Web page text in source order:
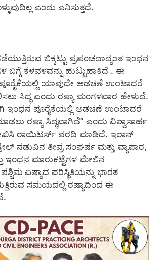
ಎಂದು ಎನಿಸುತ್ತದೆ.
ಬಿಕ್ಕಟ್ಟು ಪ್ರಪಂಚದಾದ್ಯಂತ ಇಂಧನ
ಬಗ್ಗೆ ಕಳವಳವನ್ನು ಹುಟ್ಟುಹಾಕಿದೆ . ಈ
ಪೂರೈಕೆಯಲ್ಲಿ ಯಾವುದೇ ಅಡಚಣೆ ಉಂಟಾದರೆ
ಸಿದ್ಧ ಎಂದು ರಷ್ಯಾ ಮಂಗಳವಾರ ಹೇಳುದೆ.
ಇಂಧನ ಪೂರೈಕೆಯಲ್ಲಿ ಅಡಚಣೆ ಉಂಟಾದರೆ
ರಷ್ಯಾ ಸಿದ್ಧವಾಗಿದೆ” ಎಂದು ವಿಶ್ವಾಸಾರ್ಹ
ರಾಯಿಟರ್ಸ್ ವರದಿ ಮಾಡಿದೆ. ಇರಾನ್
ನಡುವಿನ ತೀವ್ರ ಸಂಘರ್ಷ ಮತ್ತು ವ್ಯಾಪಾರ,
ಇಂಧನ ಮಾರುಕಟ್ಟೆಗಳ ಮೇಲಿನ
ಏಷ್ಯಾದ ಪರಿಸ್ಥಿತಿಯನ್ನು ಭಾರತ
ಸಮಯದಲ್ಲಿ ರಷ್ಯಾದಿಂದ ಈ